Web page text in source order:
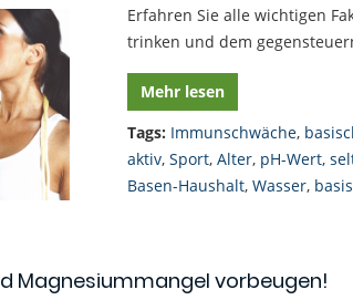
Erfahren Sie alle wichtigen
trinken und dem
Mehr lesen
Tags: Immunschwäche,
aktiv, Sport, Alter, pH-Wert,
Basen-Haushalt, Wasser,
Magnesiummangel vorbeugen!